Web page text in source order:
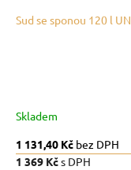
Sud se sponou 120 l UN
Skladem
1 131,40 Kč bez DPH
1 369 Kčs DPH